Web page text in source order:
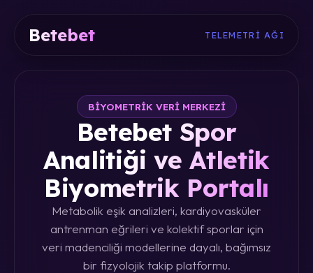
Betebet TELEMETRI AĞI
BIYOMETRIK VERI MERKEZI
Betebet Spor
Analitiği ve Atletik
Biyometrik Portalı
Metabolik eşik analizleri, kardiyovasküler
antrenman eğrileri ve kolektif sporlar için
veri madenciliği modellerine dayalı, bağımsız
bir fizyolojik takip platformu.